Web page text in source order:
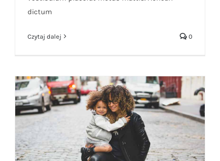
dictum
Czytaj dalej 0